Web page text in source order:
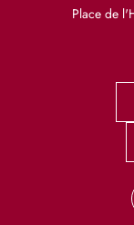
Place de